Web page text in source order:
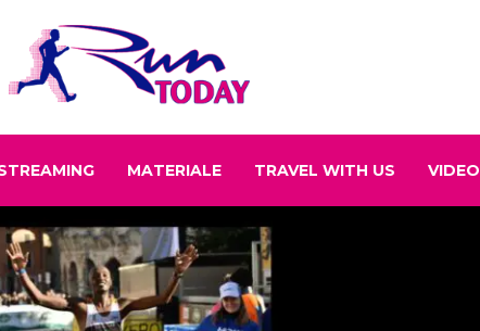
MATERIALE TRAVEL WITH US VIDEO